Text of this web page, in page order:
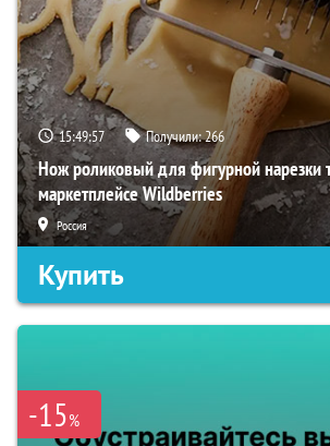
15:49:56 Получили:266
Нож роликовый для фигурной нарезки
маркетплейсе Wildberries
Россия
Купить
-15%